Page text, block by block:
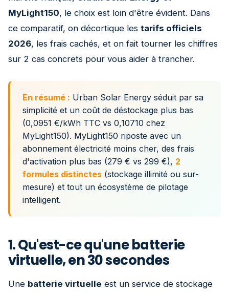
MyLight150, le choix est loin d'être évident. Dans
ce comparatif, on décortique les tarifs officiels
2026, les frais cachés, et on fait tourner les chiffres
sur 2 cas concrets pour vous aider à trancher.
En résumé : Urban Solar Energy séduit par sa
simplicité et un coût de déstockage plus bas
(0,0951 €/kWh TTC vs 0,10710 chez
MyLight150). MyLight150 riposte avec un
abonnement électricité moins cher, des frais
d'activation plus bas (279 € vs 299 €), 2
formules distinctes (stockage illimité ou sur-
mesure) et tout un écosystème de pilotage
intelligent.
1. Qu'est-ce qu'une batterie
virtuelle, en 30 secondes
Une batterie virtuelle est un service de stockage